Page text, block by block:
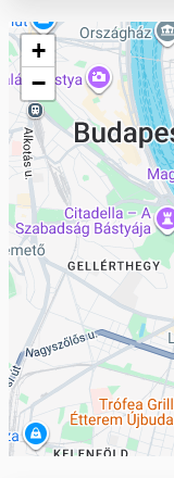
Geofield
+
−